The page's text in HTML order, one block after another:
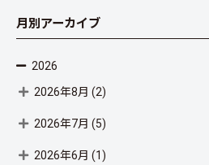
月別アーカイブ
2026
2026年8月 (2)
2026年7月 (5)
2026年6月 (1)